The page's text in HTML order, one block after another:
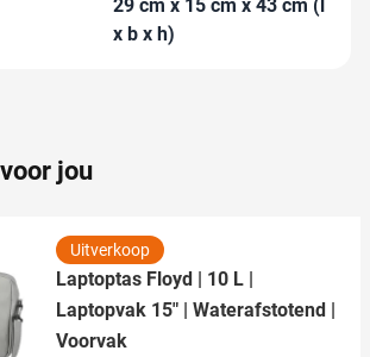
ze heeft verstrekt of die ze hebben
van uw gebruik van hun services.
29 cm x 15 cm x 43 cm (l
x b x h)
jou
Uitverkoop
Laptoptas Floyd | 10 L |
Laptopvak 15" | Waterafstotend |
Voorvak